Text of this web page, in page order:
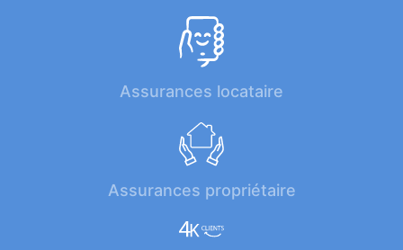
Assurances locataire
Assurances propriétaire